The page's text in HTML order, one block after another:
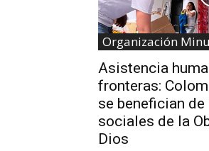
Organización
Asistencia
fronteras:
se benefician
sociales de la
Dios